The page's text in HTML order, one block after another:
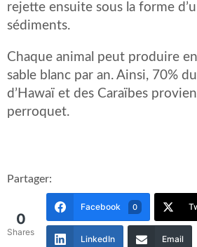
rejette ensuite sous la forme
sédiments.
Chaque animal peut produire
sable blanc par an. Ainsi, 70%
d’Hawaï et des Caraïbes
perroquet.
Partager:
0
Shares
Facebook 0
LinkedIn Email